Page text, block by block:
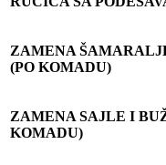
ZAMENA
(PO KOMADU)
ZAMENA SAJLE I BU
KOMADU)